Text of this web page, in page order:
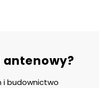
i budownictwo